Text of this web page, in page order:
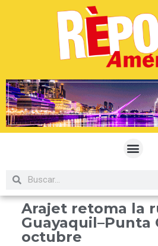
Arajet retoma la
Guayaquil–Punta
octubre